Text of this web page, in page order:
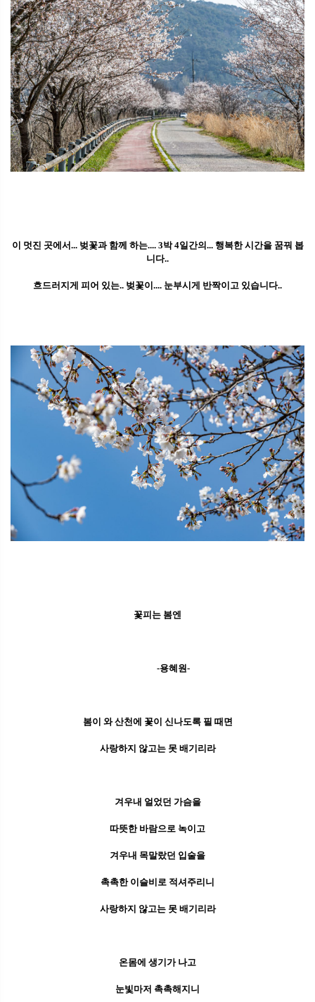
이 멋진 곳에서... 벚꽃과 함께 하는.... 3박 4일간의... 행복한 시간을 꿈꿔 봅
니다..
흐드러지게 피어 있는.. 벚꽃이.... 눈부시게 반짝이고 있습니다..
꽃피는 봄엔
-용혜원-
봄이 와 산천에 꽃이 신나도록 필 때면
사랑하지 않고는 못 배기리라
겨우내 얼었던 가슴을
따뜻한 바람으로 녹이고
겨우내 목말랐던 입술을
촉촉한 이슬비로 적셔주리니
사랑하지 않고는 못 배기리라
온몸에 생기가 나고
눈빛마저 촉촉해지니